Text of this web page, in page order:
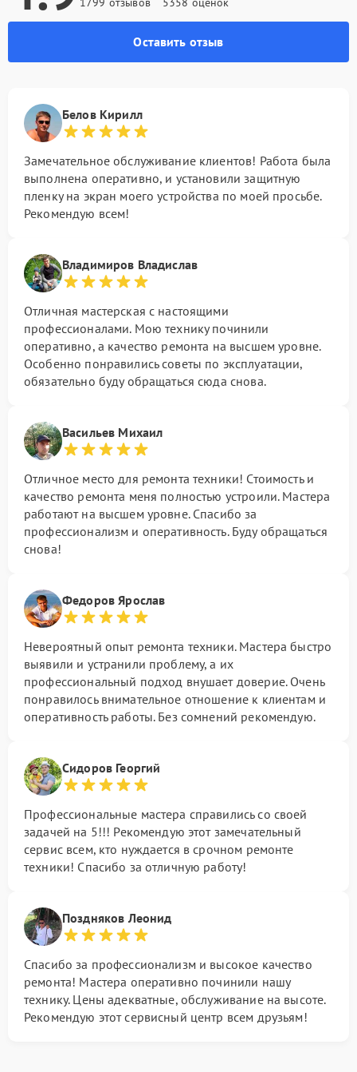
Оставить отзыв
Белов Кирилл
Замечательное обслуживание клиентов! Работа была
выполнена оперативно, и установили защитную
пленку на экран моего устройства по моей просьбе.
Рекомендую всем!
Владимиров Владислав
Отличная мастерская с настоящими
профессионалами. Мою технику починили
оперативно, а качество ремонта на высшем уровне.
Особенно понравились советы по эксплуатации,
обязательно буду обращаться сюда снова.
Васильев Михаил
Отличное место для ремонта техники! Стоимость и
качество ремонта меня полностью устроили. Мастера
работают на высшем уровне. Спасибо за
профессионализм и оперативность. Буду обращаться
снова!
Федоров Ярослав
Невероятный опыт ремонта техники. Мастера быстро
выявили и устранили проблему, а их
профессиональный подход внушает доверие. Очень
понравилось внимательное отношение к клиентам и
оперативность работы. Без сомнений рекомендую.
Сидоров Георгий
Профессиональные мастера справились со своей
задачей на 5!!! Рекомендую этот замечательный
сервис всем, кто нуждается в срочном ремонте
техники! Спасибо за отличную работу!
Поздняков Леонид
Спасибо за профессионализм и высокое качество
ремонта! Мастера оперативно починили нашу
технику. Цены адекватные, обслуживание на высоте.
Рекомендую этот сервисный центр всем друзьям!